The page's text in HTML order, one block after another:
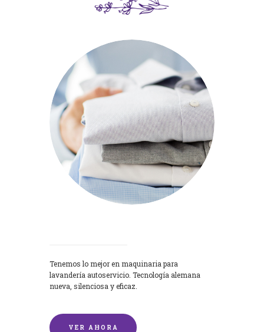
Tenemos lo mejor en maquinaria para
lavandería autoservicio. Tecnología alemana
nueva, silenciosa y eficaz.
VER AHORA